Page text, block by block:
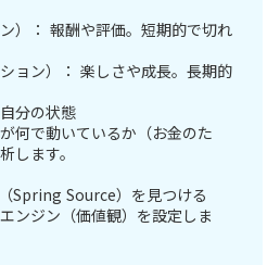
）： 報酬や評価。短期的で切れ
ョン）： 楽しさや成長。長期的
分の状態
何で動いているか（お金のた
します。
Spring Source）を見つける
ンジン（価値観）を設定しま